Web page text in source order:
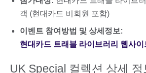
객 (현대카드 비회원 포함)
이벤트 참여방법 및 상세정보:
현대카드 트래블 라이브러리 웹사이
UK Special 컬렉션 상세 정